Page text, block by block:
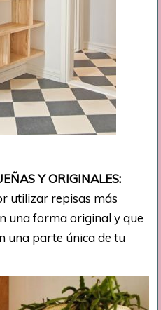
Y ORIGINALES:
utilizar repisas más
una forma original y que
una parte única de tu